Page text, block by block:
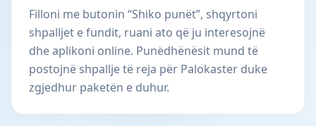
Filloni me butonin “Shiko punët”, shqyrtoni
shpalljet e fundit, ruani ato që ju interesojnë
dhe aplikoni online. Punëdhënësit mund të
postojnë shpallje të reja për Palokaster duke
zgjedhur paketën e duhur.